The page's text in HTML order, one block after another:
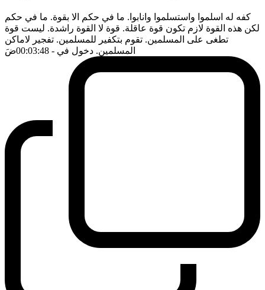
كفه له اسلموا واستسلموا وانابوا. ما في حكم الا بقوة. ما في حكم
لكن هذه القوة لازم تكون قوة عاقلة. قوة لا القوة راشدة. ليست قوة
تطغى على المسلمين. تقوم بتكفير للمسلمين. تفجير لاماكن
المسلمين. دخول في - 00:03:48 ضَ